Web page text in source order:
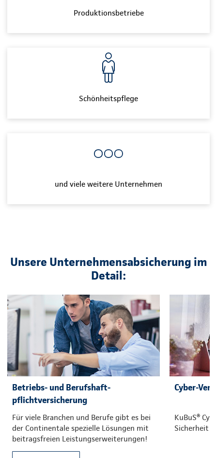
Produktionsbetriebe
Schönheitspflege
und viele weitere Unternehmen
Unsere Unternehmensabsicherung im
Detail:
Betriebs- und Berufshaft-
pflichtversicherung
Für viele Branchen und Berufe gibt es bei
der Continentale spezielle Lösungen mit
beitragsfreien Leistungserweiterungen!
Cyber-
KuBuS®
Sicherheit